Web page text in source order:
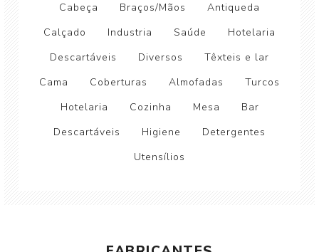
Cabeça
Braços/Mãos
Antiqueda
Calçado
Industria Saúde
Hotelaria
Descartáveis
Diversos
Têxteis e lar
Cama
Coberturas Almofadas
Turcos
Hotelaria
Cozinha Mesa
Bar
Descartáveis
Higiene
Detergentes
Utensílios